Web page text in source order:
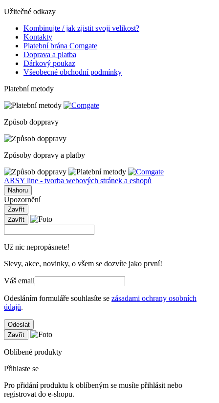
Užitečné odkazy
Kombinujte / jak zjistit svoji velikost?
Kontakty
Platební brána Comgate
Doprava a platba
Dárkový poukaz
Všeobecné obchodní podmínky
Platební metody
Způsob doppravy
Způsoby dopravy a platby
ARSY line - tvorba webových stránek a eshopů
Nahoru
Upozornění
Zavřít
Zavřít
Už nic nepropásnete!
Slevy, akce, novinky, o všem se dozvíte jako první!
Váš email
Odesláním formuláře souhlasíte se zásadami ochrany osobních
údajů.
Odeslat
Zavřít
Oblíbené produkty
Přihlaste se
Pro přidání produktu k oblíbeným se musíte přihlásit nebo
registrovat do e-shopu.